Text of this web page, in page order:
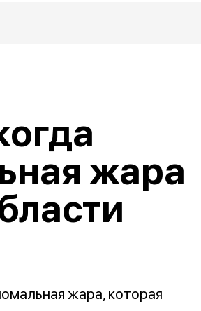
жара
жара, которая